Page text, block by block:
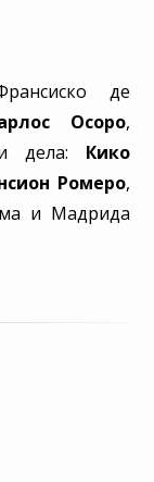
де
Осоро,
дела: Кико
Ромеро,
и Мадрида